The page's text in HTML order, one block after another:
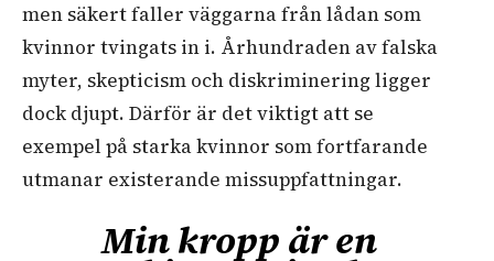
men säkert faller väggarna från lådan som
kvinnor tvingats in i. Århundraden av falska
myter, skepticism och diskriminering ligger
dock djupt. Därför är det viktigt att se
exempel på starka kvinnor som fortfarande
utmanar existerande missuppfattningar.
Min kropp är en